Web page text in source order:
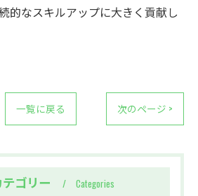
的なスキルアップに大きく貢献し
一覧に戻る 次のページ >
テゴリー Categories